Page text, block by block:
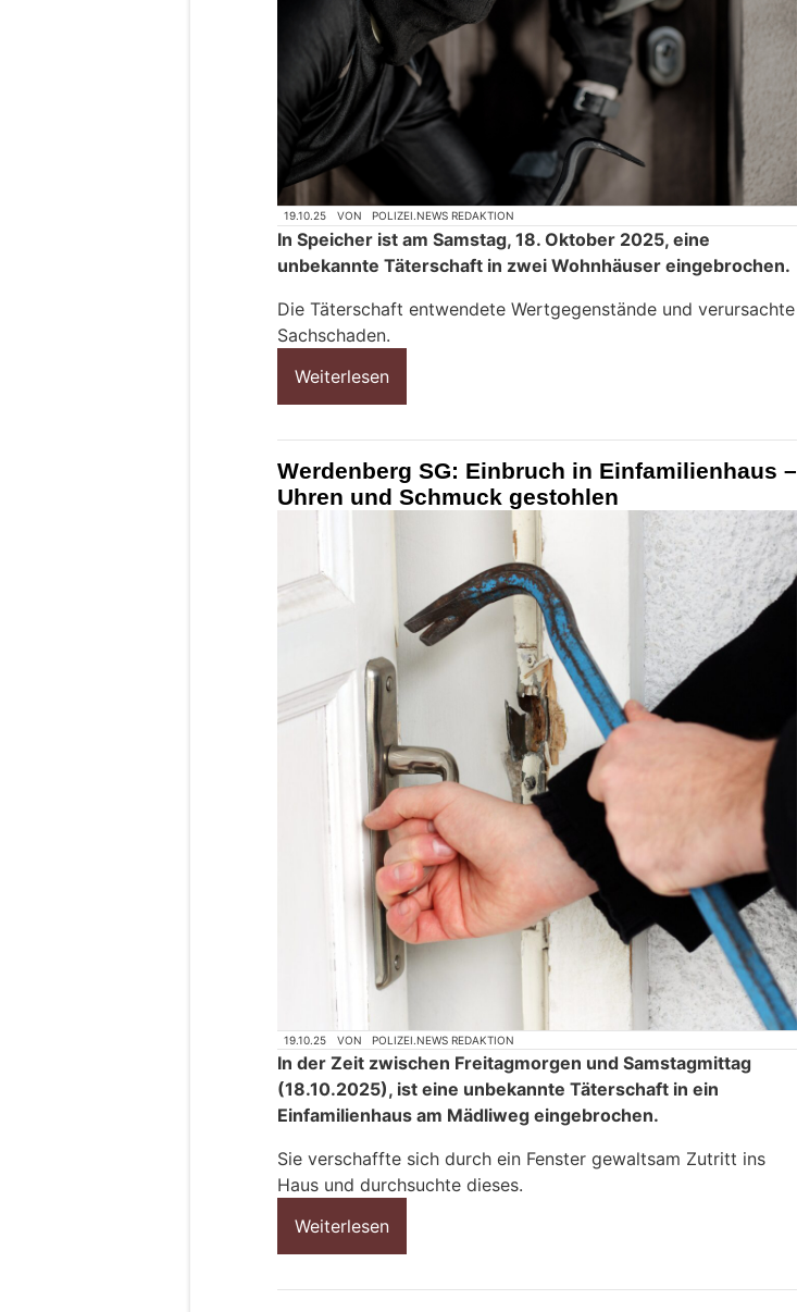
19.10.25 VON POLIZEI.NEWS REDAKTION
In Speicher ist am Samstag, 18. Oktober 2025, eine
unbekannte Täterschaft in zwei Wohnhäuser eingebrochen.
Die Täterschaft entwendete Wertgegenstände und verursachte
Sachschaden.
Weiterlesen
Werdenberg SG: Einbruch in Einfamilienhaus –
Uhren und Schmuck gestohlen
19.10.25 VON POLIZEI.NEWS REDAKTION
In der Zeit zwischen Freitagmorgen und Samstagmittag
(18.10.2025), ist eine unbekannte Täterschaft in ein
Einfamilienhaus am Mädliweg eingebrochen.
Sie verschaffte sich durch ein Fenster gewaltsam Zutritt ins
Haus und durchsuchte dieses.
Weiterlesen